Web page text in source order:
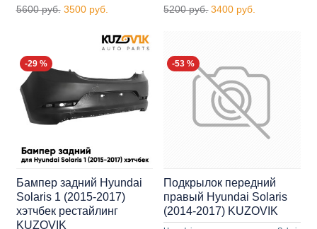
5600 руб. 3500 руб. 5200 руб. 3400 руб.
-29 %
Бампер задний Hyundai
Solaris 1 (2015-2017)
хэтчбек рестайлинг
KUZOVIK
-53 %
Подкрылок передний
правый Hyundai Solaris
(2014-2017) KUZOVIK